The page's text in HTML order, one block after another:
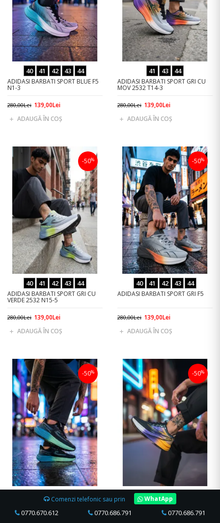
40 41 42 43 44
ADIDASI BARBATI SPORT BLUE F5
N1-3
280,00Lei 139,00Lei
ADAUGĂ ÎN COŞ
41 43 44
ADIDASI BARBATI SPORT GRI CU
MOV 2532 T14-3
280,00Lei 139,00Lei
ADAUGĂ ÎN COŞ
-50%
40 41 42 43 44
ADIDASI BARBATI SPORT GRI CU
VERDE 2532 N15-5
280,00Lei 139,00Lei
ADAUGĂ ÎN COŞ
-50%
40 41 42 43 44
ADIDASI BARBATI SPORT GRI F5
280,00Lei 139,00Lei
ADAUGĂ ÎN COŞ
-50%
41 44
CU VERDE 2532 N14-5
-50%
40 41 42 43
ADIDASI BARBATI SPORT NEGRI
K75
Comenzi telefonic sau prin WhatApp
0770.670.612 0770.686.791 0770.686.791